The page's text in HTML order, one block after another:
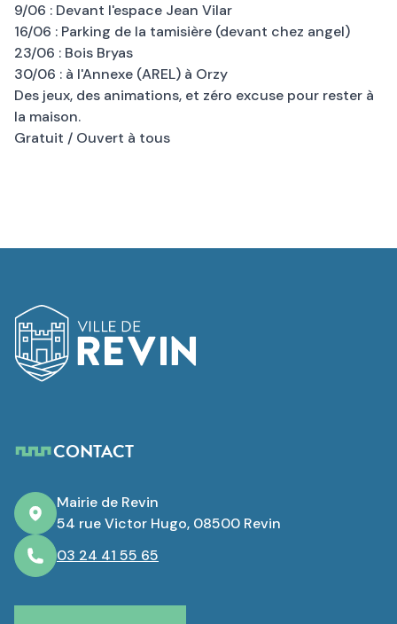
9/06 : Devant l'espace Jean Vilar
16/06 : Parking de la tamisière (devant chez angel)
23/06 : Bois Bryas
30/06 : à l'Annexe (AREL) à Orzy
Des jeux, des animations, et zéro excuse pour rester à
la maison.
Gratuit / Ouvert à tous
CONTACT
Mairie de Revin
54 rue Victor Hugo, 08500 Revin
03 24 41 55 65